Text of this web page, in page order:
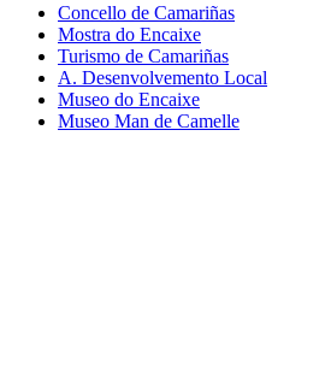
Concello de Camariñas
Mostra do Encaixe
Turismo de Camariñas
A. Desenvolvemento Local
Museo do Encaixe
Museo Man de Camelle